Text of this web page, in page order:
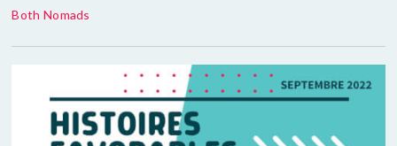
Both Nomads